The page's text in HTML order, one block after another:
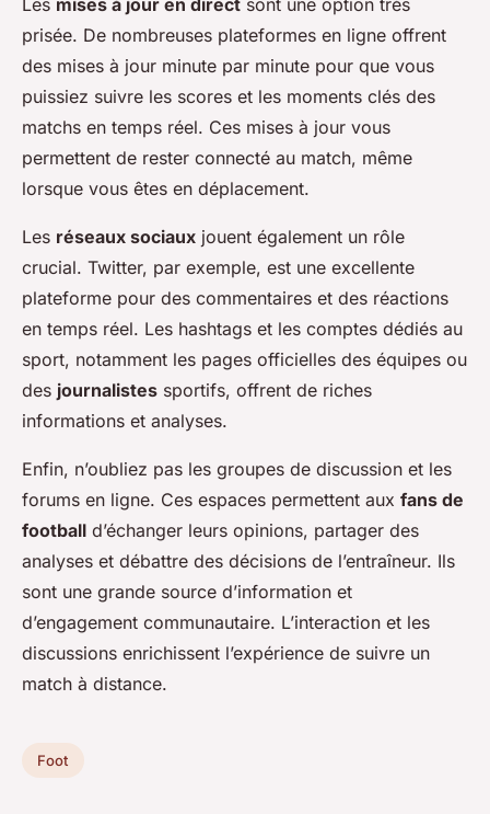
Les mises à jour en direct sont une option très
prisée. De nombreuses plateformes en ligne offrent
des mises à jour minute par minute pour que vous
puissiez suivre les scores et les moments clés des
matchs en temps réel. Ces mises à jour vous
permettent de rester connecté au match, même
lorsque vous êtes en déplacement.
Les réseaux sociaux jouent également un rôle
crucial. Twitter, par exemple, est une excellente
plateforme pour des commentaires et des réactions
en temps réel. Les hashtags et les comptes dédiés au
sport, notamment les pages officielles des équipes ou
des journalistes sportifs, offrent de riches
informations et analyses.
Enfin, n’oubliez pas les groupes de discussion et les
forums en ligne. Ces espaces permettent aux fans de
football d’échanger leurs opinions, partager des
analyses et débattre des décisions de l’entraîneur. Ils
sont une grande source d’information et
d’engagement communautaire. L’interaction et les
discussions enrichissent l’expérience de suivre un
match à distance.
Foot